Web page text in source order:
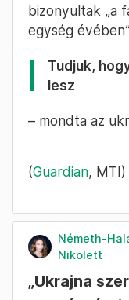
bizonyultak „a
egység
Tudjuk,
lesz
– mondta az
(Guardian, MTI)
Németh-
Nikolett
„Ukrajna